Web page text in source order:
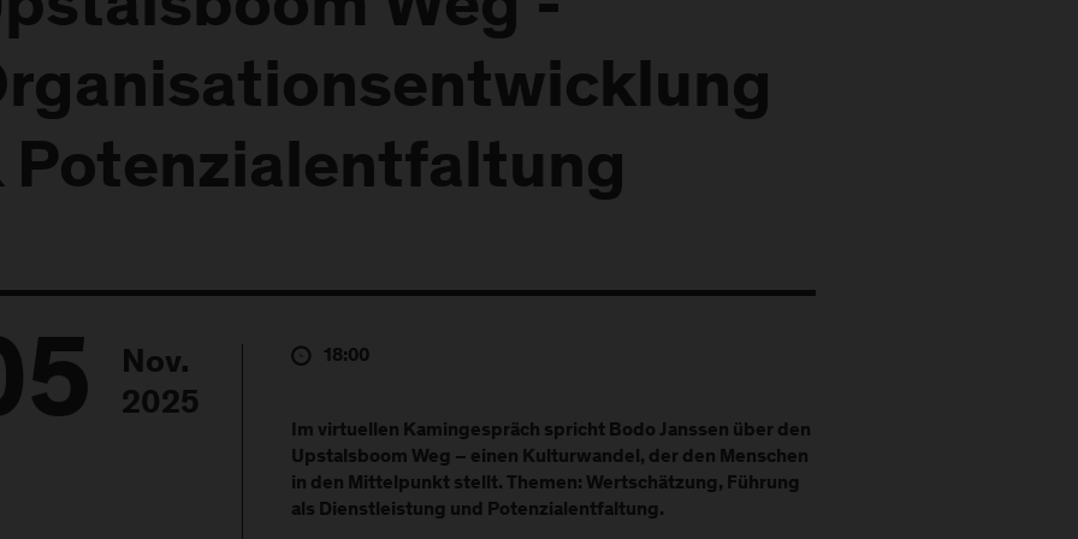
Potenzialentfaltung
Nov.
2025
18:00
Im virtuellen Kamingespräch spricht Bodo Janssen über den
Upstalsboom Weg – einen Kulturwandel, der den Menschen
in den Mittelpunkt stellt. Themen: Wertschätzung, Führung
als Dienstleistung und Potenzialentfaltung.